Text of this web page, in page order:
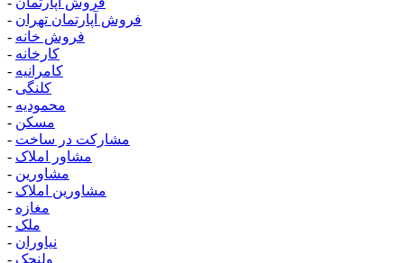
- فروش آپارتمان تهران
- فروش خانه
- کارخانه
- کامرانیه
- کلنگی
- محمودیه
- مسکن
- مشارکت در ساخت
- مشاور املاک
- مشاورین
- مشاورین املاک
- مغازه
- ملک
- نیاوران
- ولنجک